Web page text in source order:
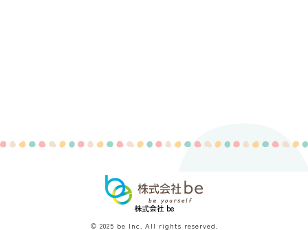
株式会社 be
© 2025 be Inc. All rights reserved.